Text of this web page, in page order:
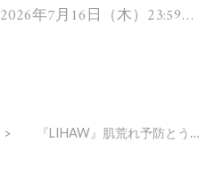
ムを13名様にプレゼン
2026年7月16日（木）23:59ま
『LIHAW』肌荒れ予防とうるおい透明肌へ導く2種のシートマスクがさらに進化！3月24日（月）よりパワーアップリニューアル発売！